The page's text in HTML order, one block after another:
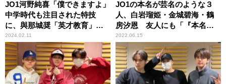
JO1河野純喜「僕できますよ」
中学時代も注目された特技
に、與那城奨「英才教育」白
岩瑠姫「2歳から！？」
2024.02.11
JO1の本名が芸名のような３
人、白岩瑠姫・金城碧海・鶴
房汐恩 友人にも「『本名
は？』って聞かれた」
2022.06.15